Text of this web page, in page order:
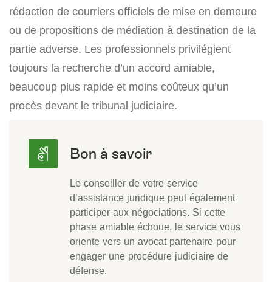
rédaction de courriers officiels de mise en demeure
ou de propositions de médiation à destination de la
partie adverse. Les professionnels privilégient
toujours la recherche d’un accord amiable,
beaucoup plus rapide et moins coûteux qu’un
procès devant le tribunal judiciaire.
Le conseiller de votre service
d’assistance juridique peut également
participer aux négociations. Si cette
phase amiable échoue, le service vous
oriente vers un avocat partenaire pour
engager une procédure judiciaire de
défense.